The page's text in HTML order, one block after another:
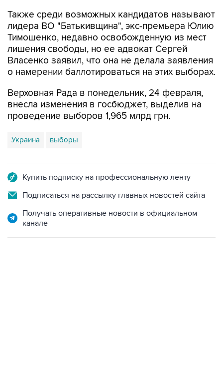
Также среди возможных кандидатов называют
лидера ВО "Батькивщина", экс-премьера Юлию
Тимошенко, недавно освобожденную из мест
лишения свободы, но ее адвокат Сергей
Власенко заявил, что она не делала заявления
о намерении баллотироваться на этих выборах.
Верховная Рада в понедельник, 24 февраля,
внесла изменения в госбюджет, выделив на
проведение выборов 1,965 млрд грн.
Украина выборы
Купить подписку на профессиональную ленту
Подписаться на рассылку главных новостей сайта
Получать оперативные новости в официальном
канале